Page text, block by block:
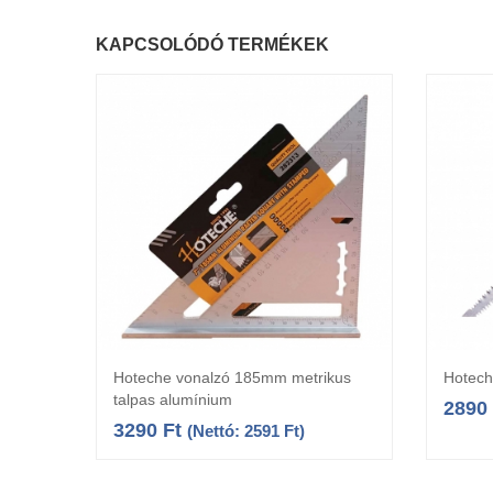
KAPCSOLÓDÓ TERMÉKEK
Kosárba teszem
Hoteche vonalzó 185mm metrikus
talpas alumínium
3290 Ft (Nettó: 2591 Ft)
2890